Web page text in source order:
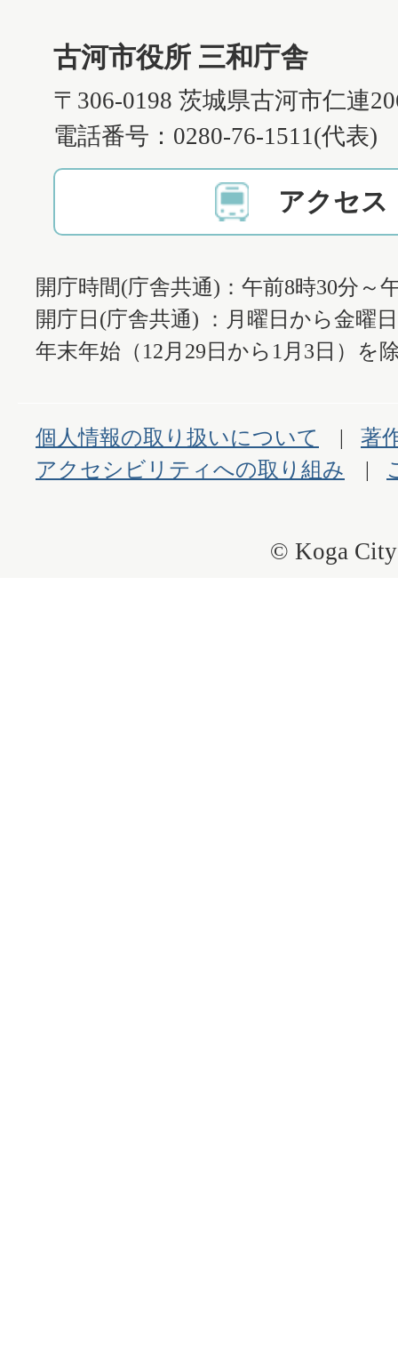
古河市役所 三和庁舎
〒306-0198 茨城県古河市仁連
電話番号：0280-76-1511(代表)
アクセス
開庁時間(庁舎共通)：午前8時30分～
開庁日(庁舎共通) ：月曜日から金曜
年末年始（12月29日から1月3日）を
個人情報の取り扱いについて
著
アクセシビリティへの取り組み
© Koga City